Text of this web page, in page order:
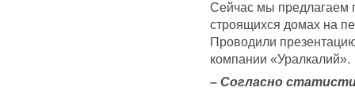
Сейчас мы предлагаем
строящихся домах на
Проводили
компании «Уралкалий».
– Согласно